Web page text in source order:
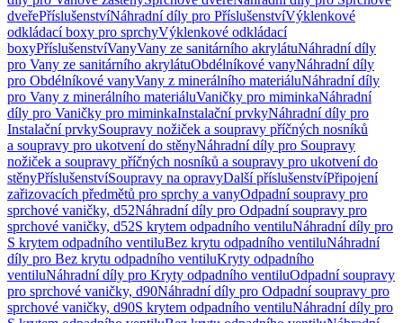
dveřePříslušenstvíNáhradní díly pro PříslušenstvíVýklenkové
odkládací boxy pro sprchyVýklenkové odkládací
boxyPříslušenstvíVanyVany ze sanitárního akrylátuNáhradní díly
pro Vany ze sanitárního akrylátuObdélníkové vanyNáhradní díly
pro Obdélníkové vanyVany z minerálního materiáluNáhradní díly
pro Vany z minerálního materiáluVaničky pro miminkaNáhradní
díly pro Vaničky pro miminkaInstalační prvkyNáhradní díly pro
Instalační prvkySoupravy nožiček a soupravy příčných nosníků
a soupravy pro ukotvení do stěnyNáhradní díly pro Soupravy
nožiček a soupravy příčných nosníků a soupravy pro ukotvení do
stěnyPříslušenstvíSoupravy na opravyDalší příslušenstvíPřipojení
zařizovacích předmětů pro sprchy a vanyOdpadní soupravy pro
sprchové vaničky, d52Náhradní díly pro Odpadní soupravy pro
sprchové vaničky, d52S krytem odpadního ventiluNáhradní díly pro
S krytem odpadního ventiluBez krytu odpadního ventiluNáhradní
díly pro Bez krytu odpadního ventiluKryty odpadního
ventiluNáhradní díly pro Kryty odpadního ventiluOdpadní soupravy
pro sprchové vaničky, d90Náhradní díly pro Odpadní soupravy pro
sprchové vaničky, d90S krytem odpadního ventiluNáhradní díly pro